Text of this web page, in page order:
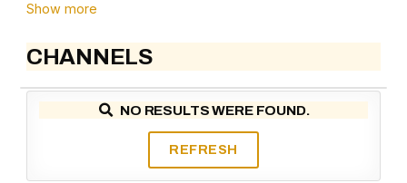
Show more
CHANNELS
NO RESULTS WERE FOUND.
REFRESH